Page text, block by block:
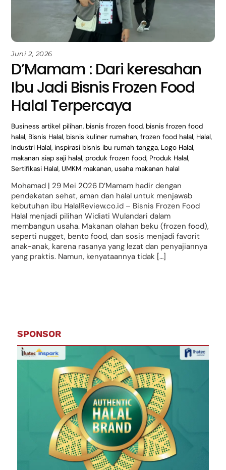
Juni 2, 2026
D’Mamam : Dari keresahan
Ibu Jadi Bisnis Frozen Food
Halal Terpercaya
Business artikel pilihan, bisnis frozen food, bisnis frozen food
halal, Bisnis Halal, bisnis kuliner rumahan,frozen food halal, Halal,
Industri Halal, inspirasi bisnis ibu rumah tangga, Logo Halal,
makanan siap saji halal, produk frozen food, Produk Halal,
Sertifikasi Halal, UMKM makanan,usaha makanan halal
Mohamad | 29 Mei 2026 D’Mamam hadir dengan
pendekatan sehat, aman dan halal untuk menjawab
kebutuhan ibu HalalReview.co.id – Bisnis Frozen Food
Halal menjadi pilihan Widiati Wulandari dalam
membangun usaha. Makanan olahan beku (frozen food),
seperti nugget, bento food, dan sosis menjadi favorit
anak-anak, karena rasanya yang lezat dan penyajiannya
yang praktis. Namun, kenyataannya tidak […]
SPONSOR